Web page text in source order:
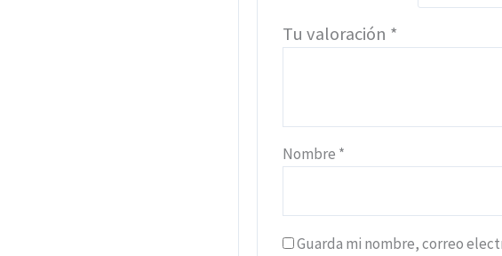
Tu valoración *
Nombre *
Guarda mi nombre, correo